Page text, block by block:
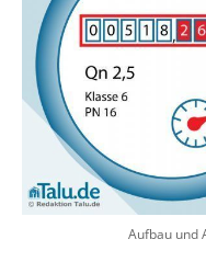
Aufbau und